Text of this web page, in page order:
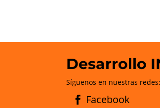
Desarrollo
Síguenos en nuestras redes:
Facebook